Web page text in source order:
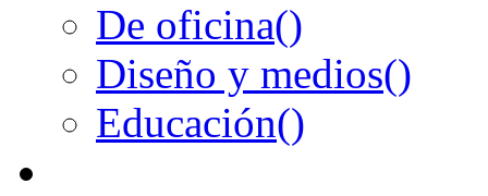
De oficina()
Diseño y medios()
Educación()